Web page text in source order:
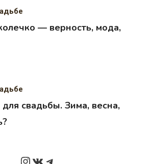
— верность, мода,
свадьбы. Зима, весна,
Instagram
ВКонтакте
Telegram